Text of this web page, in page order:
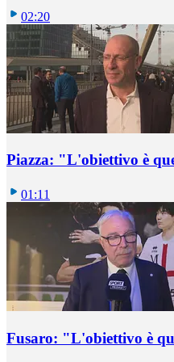
02:20
Piazza: "L'obiettivo è
01:11
Fusaro: "L'obiettivo è